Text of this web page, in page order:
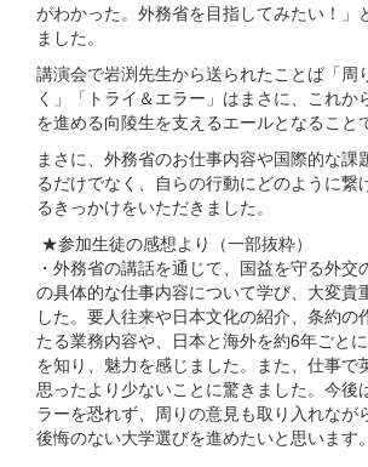
がわかった。外務省を目指してみたい！」
ました。
講演会で岩渕先生から送られたことば「周
く」「トライ＆エラー」はまさに、これか
を進める向陵生を支えるエールとなること
まさに、外務省のお仕事内容や国際的な課
るだけでなく、自らの行動にどのように繋
るきっかけをいただきました。
★参加生徒の感想より（一部抜粋）
・外務省の講話を通じて、国益を守る外交
の具体的な仕事内容について学び、大変貴
した。要人往来や日本文化の紹介、条約の
たる業務内容や、日本と海外を約6年ごと
を知り、魅力を感じました。また、仕事で
思ったより少ないことに驚きました。今後
ラーを恐れず、周りの意見も取り入れなが
後悔のない大学選びを進めたいと思います。